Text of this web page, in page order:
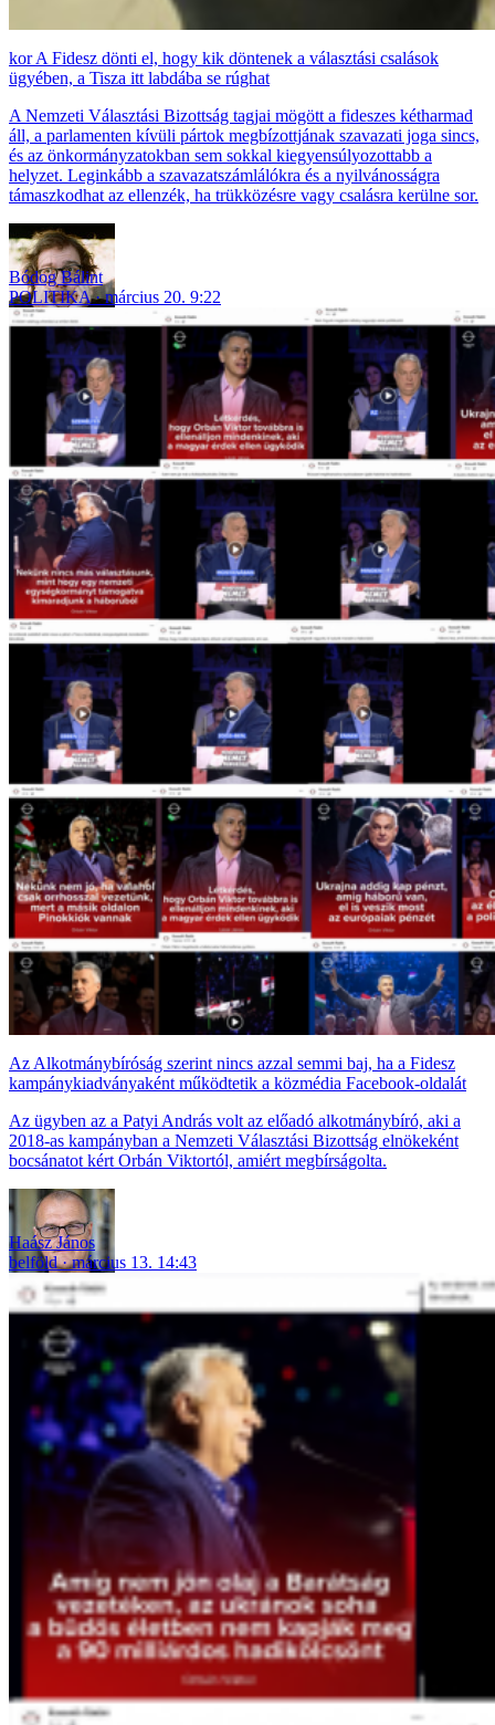
A Fidesz dönti el, hogy kik döntenek a választási csalások
ügyében, a Tisza itt labdába se rúghat
A Nemzeti Választási Bizottság tagjai mögött a fideszes kétharmad
áll, a parlamenten kívüli pártok megbízottjának szavazati joga sincs,
és az önkormányzatokban sem sokkal kiegyensúlyozottabb a
helyzet. Leginkább a szavazatszámlálókra és a nyilvánosságra
támaszkodhat az ellenzék, ha trükközésre vagy csalásra kerülne sor.
Bódog Bálint
POLITIKA
március 20. 9:22
Az Alkotmánybíróság szerint nincs azzal semmi baj, ha a Fidesz
kampánykiadványaként működtetik a közmédia Facebook-oldalát
Az ügyben az a Patyi András volt az előadó alkotmánybíró, aki a
2018-as kampányban a Nemzeti Választási Bizottság elnökeként
bocsánatot kért Orbán Viktortól, amiért megbírságolta.
Haász János
belföld
március 13. 14:43